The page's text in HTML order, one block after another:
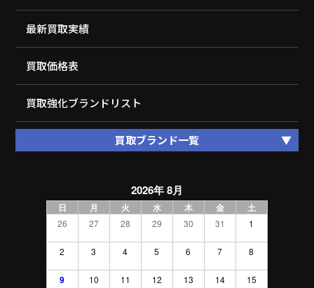
最新買取実績
買取価格表
買取強化ブランドリスト
買取ブランド一覧
2026年 8月
日 月 火 水 木 金 土
26 27 28 29 30 31 1
2 3 4 5 6 7 8
9 10 11 12 13 14 15